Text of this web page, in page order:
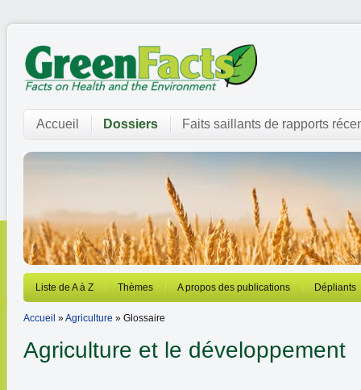
Accueil Dossiers Faits saillants de rapports
Liste de A à Z Thèmes A propos des publications Dépliants
Accueil »Agriculture » Glossaire
Agriculture et le développement